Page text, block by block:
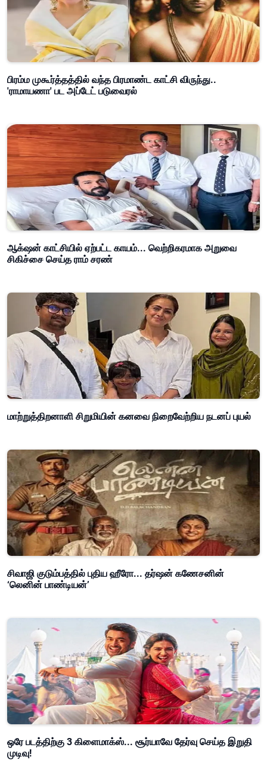
பிரம்ம முகூர்த்தத்தில் வந்த பிரமாண்ட காட்சி விருந்து..
'ராமாயணா' பட அப்டேட் படுவைரல்
ஆக்‌ஷன் காட்சியில் ஏற்பட்ட காயம்... வெற்றிகரமாக அறுவை
சிகிச்சை செய்த ராம் சரண்
மாற்றுத்திறனாளி சிறுமியின் கனவை நிறைவேற்றிய நடனப் புயல்
சிவாஜி குடும்பத்தில் புதிய ஹீரோ... தர்ஷன் கணேசனின்
‘லெனின் பாண்டியன்’
ஒரே படத்திற்கு 3 கிளைமாக்ஸ்... சூர்யாவே தேர்வு செய்த இறுதி
முடிவு!